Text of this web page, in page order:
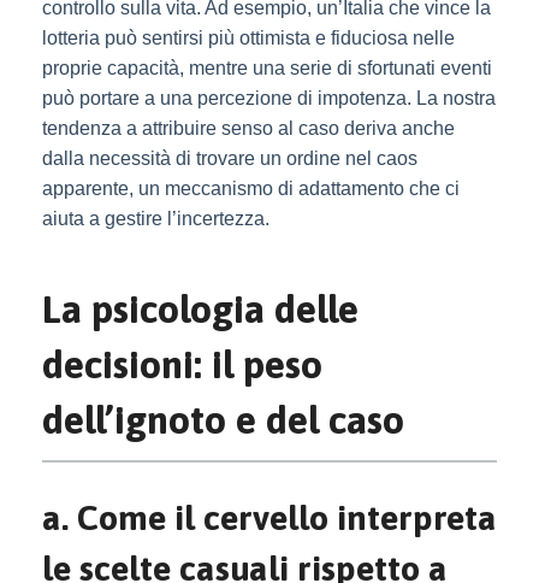
controllo sulla vita. Ad esempio, un’Italia che vince la
lotteria può sentirsi più ottimista e fiduciosa nelle
proprie capacità, mentre una serie di sfortunati eventi
può portare a una percezione di impotenza. La nostra
tendenza a attribuire senso al caso deriva anche
dalla necessità di trovare un ordine nel caos
apparente, un meccanismo di adattamento che ci
aiuta a gestire l’incertezza.
La psicologia delle
decisioni: il peso
dell’ignoto e del caso
a. Come il cervello interpreta
le scelte casuali rispetto a